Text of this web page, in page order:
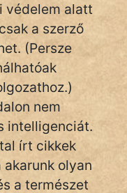
védelem alatt
a szerző
(Persze
nem
intelligenciát.
írt cikkek
olyan
a természet